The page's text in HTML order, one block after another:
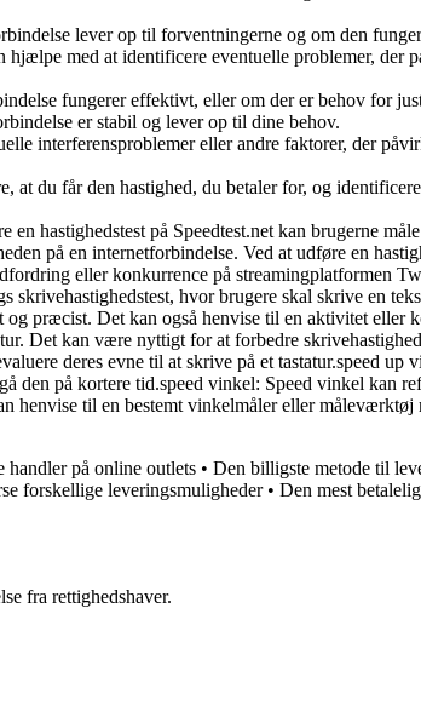
lever op til forventningerne og om den
med at identificere eventuelle problemer, der
fungerer effektivt, eller om der er behov for
er stabil og lever op til dine behov.
interferensproblemer eller andre faktorer, der
at du får den hastighed, du betaler for, og
hastighedstest på Speedtest.net kan brugerne
på en internetforbindelse. Ved at udføre en
eller konkurrence på streamingplatformen
skrivehastighedstest, hvor brugere skal skrive en
og præcist. Det kan også henvise til en aktivitet eller
Det kan være nyttigt for at forbedre
deres evne til at skrive på et tastatur.speed up
den på kortere tid.speed vinkel: Speed vinkel kan
henvise til en bestemt vinkelmåler eller måleværktøj
handler på online outlets • Den billigste metode til
forskellige leveringsmuligheder• Den mest
fra rettighedshaver.